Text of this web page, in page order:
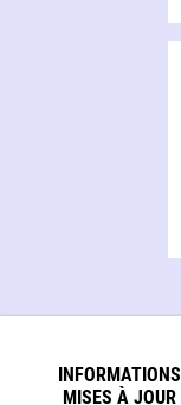
INFORMATIONS
MISES À JOUR